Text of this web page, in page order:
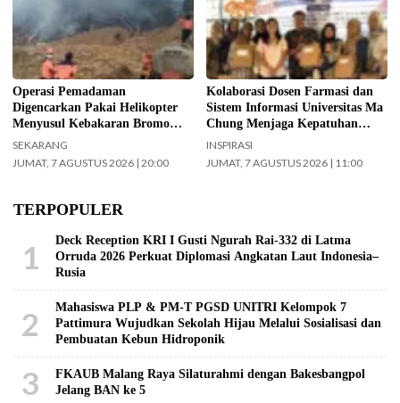
kawasan Taman Nasional Bromo
Tengger Semeru (TNBTS) terus
digencarkan, Jumat (7/8/2026)
hari ini. (Foto: BPBD Kabupaten
Malang).
Operasi Pemadaman
Digencarkan Pakai Helikopter
Menyusul Kebakaran Bromo
Meluas ke Arah Bukit B 29
SEKARANG
JUMAT, 7 AGUSTUS 2026 | 20:00
Sistem Informasi Universitas Ma
Chung dalam menjaga kepatuhan
pasien diabetes melalui kegiatan
Pengabdian Masyarakat Dosen.
(Foto: ist)
Kolaborasi Dosen Farmasi dan
Sistem Informasi Universitas Ma
Chung Menjaga Kepatuhan
Pasien Diabetes
INSPIRASI
JUMAT, 7 AGUSTUS 2026 | 11:00
TERPOPULER
1
Deck Reception KRI I Gusti Ngurah Rai-332 di Latma
Orruda 2026 Perkuat Diplomasi Angkatan Laut Indonesia–
Rusia
2
Mahasiswa PLP & PM-T PGSD UNITRI Kelompok 7
Pattimura Wujudkan Sekolah Hijau Melalui Sosialisasi dan
Pembuatan Kebun Hidroponik
3
FKAUB Malang Raya Silaturahmi dengan Bakesbangpol
Jelang BAN ke 5